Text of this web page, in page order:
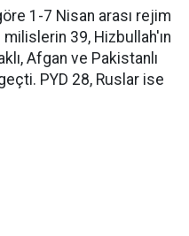
1-7 Nisan arası rejim
milislerin 39, Hizbullah'ın
Afgan ve Pakistanlı
PYD 28, Ruslar ise